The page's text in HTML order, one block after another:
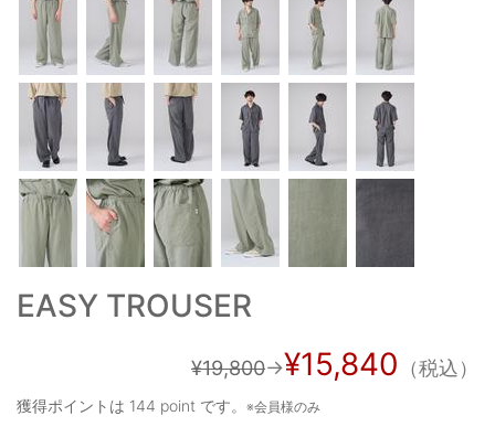
TOPS : トップス
OUTERS : アウター
OUTLET : アウトレット
MENS : メンズ
LADIES : レディース
新規会員登録
特定商取引法に基づく表記
EASY TROUSER
¥19,800→¥15,840 （税込）
獲得ポイントは 144 point です。 ※会員様のみ